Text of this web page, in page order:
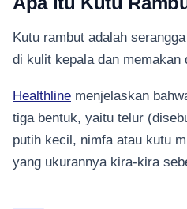
Kutu rambut adalah
di kulit kepala dan memakan
Healthline menjelaskan
tiga bentuk, yaitu telur
putih kecil, nimfa atau kutu
yang ukurannya kira-kira